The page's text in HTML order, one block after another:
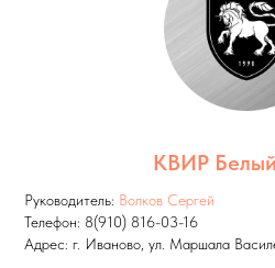
КВИР
Руководитель: Волков Сергей
Телефон: 8(910) 816-03-16
Адрес: г. Иваново, ул. Маршала